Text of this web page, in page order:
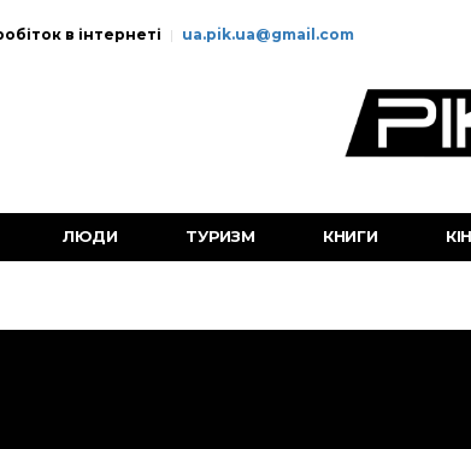
в інтернеті ua.pik.ua@gmail.com
ЛЮДИ ТУРИЗМ КНИГИ